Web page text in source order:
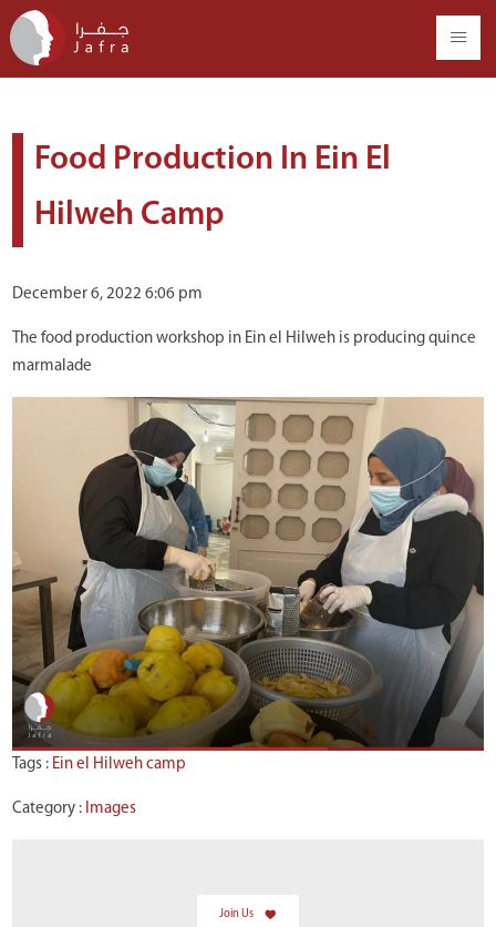
Food Production In Ein El
Hilweh Camp
December 6, 2022 6:06 pm
The food production workshop in Ein el Hilweh is producing quince
marmalade
Tags : Ein el Hilweh camp
Category : Images
Join Us